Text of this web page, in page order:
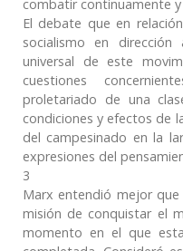
combatir continuamente
El debate que en
socialismo en
universal de este
cuestiones
proletariado de una
condiciones y efectos de
del campesinado en la
expresiones del
3
Marx entendió mejor
misión de conquistar el
momento en el que